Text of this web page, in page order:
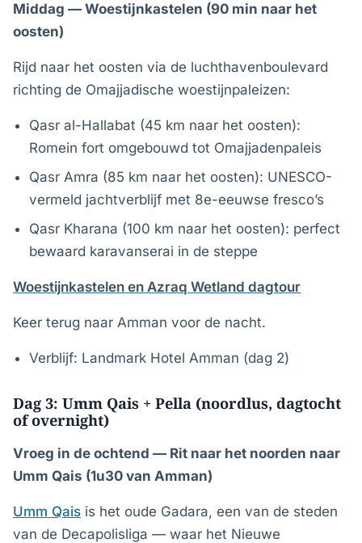
Middag — Woestijnkastelen (90 min naar het
oosten)
Rijd naar het oosten via de luchthavenboulevard
richting de Omajjadische woestijnpaleizen:
Qasr al-Hallabat (45 km naar het oosten):
Romein fort omgebouwd tot Omajjadenpaleis
Qasr Amra (85 km naar het oosten): UNESCO-
vermeld jachtverblijf met 8e-eeuwse fresco’s
Qasr Kharana (100 km naar het oosten): perfect
bewaard karavanserai in de steppe
Woestijnkastelen en Azraq Wetland dagtour
Keer terug naar Amman voor de nacht.
Verblijf: Landmark Hotel Amman (dag 2)
Dag 3: Umm Qais + Pella (noordlus, dagtocht
of overnight)
Vroeg in de ochtend — Rit naar het noorden naar
Umm Qais (1u30 van Amman)
Umm Qais is het oude Gadara, een van de steden
van de Decapolisliga — waar het Nieuwe